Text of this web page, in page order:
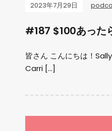
2023年7月29日
#187 $100あった
皆さん こんにちは！
Carri […]